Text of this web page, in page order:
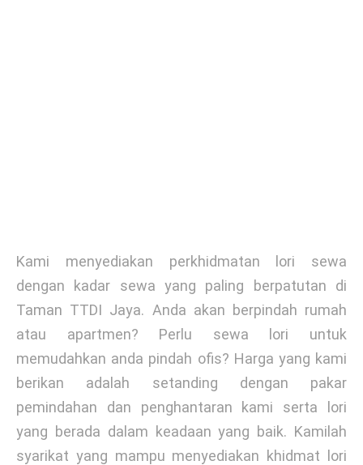
Kami menyediakan perkhidmatan lori sewa
dengan kadar sewa yang paling berpatutan di
Taman TTDI Jaya. Anda akan berpindah rumah
atau apartmen? Perlu sewa lori untuk
memudahkan anda pindah ofis? Harga yang kami
berikan adalah setanding dengan pakar
pemindahan dan penghantaran kami serta lori
yang berada dalam keadaan yang baik. Kamilah
syarikat yang mampu menyediakan khidmat lori